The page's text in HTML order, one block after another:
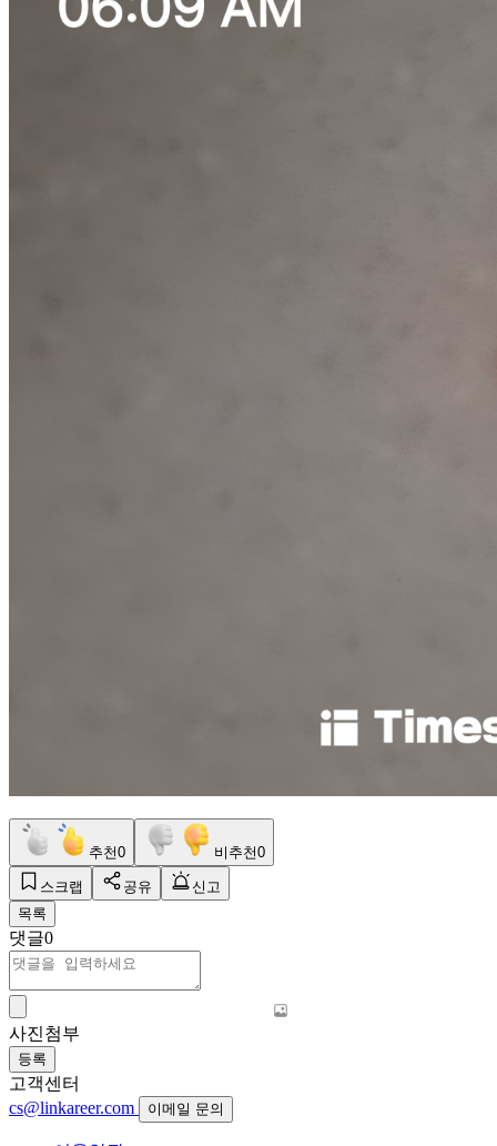
추천0 비추천0
스크랩 공유
신고
목록
댓글0
사진첨부
등록
고객센터
cs@linkareer.com
이메일 문의